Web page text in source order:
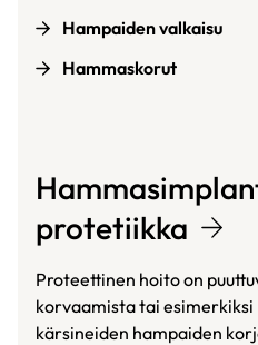
Hampaiden valkaisu
Hammaskorut
protetiikka
Proteettinen hoito on
korvaamista tai
kärsineiden hampaiden